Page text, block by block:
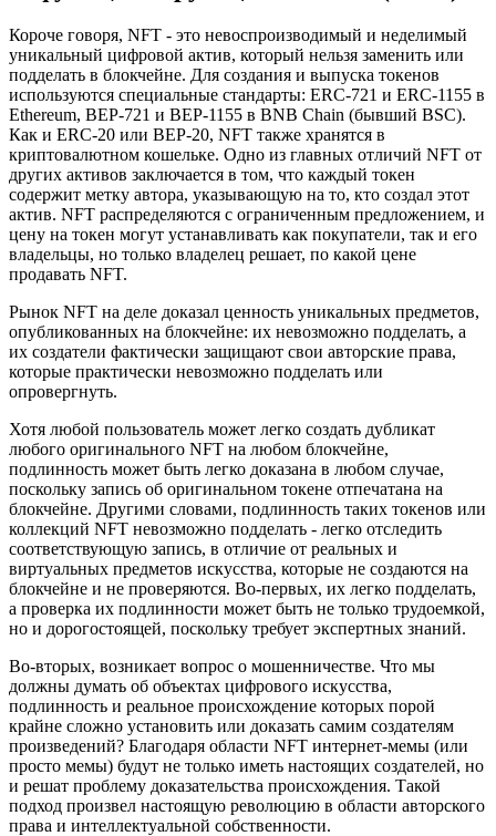
Короче говоря, NFT - это невоспроизводимый и неделимый
уникальный цифровой актив, который нельзя заменить или
подделать в блокчейне. Для создания и выпуска токенов
используются специальные стандарты: ERC-721 и ERC-1155 в
Ethereum, BEP-721 и BEP-1155 в BNB Chain (бывший BSC).
Как и ERC-20 или BEP-20, NFT также хранятся в
криптовалютном кошельке. Одно из главных отличий NFT от
других активов заключается в том, что каждый токен
содержит метку автора, указывающую на то, кто создал этот
актив. NFT распределяются с ограниченным предложением, и
цену на токен могут устанавливать как покупатели, так и его
владельцы, но только владелец решает, по какой цене
продавать NFT.
Рынок NFT на деле доказал ценность уникальных предметов,
опубликованных на блокчейне: их невозможно подделать, а
их создатели фактически защищают свои авторские права,
которые практически невозможно подделать или
опровергнуть.
Хотя любой пользователь может легко создать дубликат
любого оригинального NFT на любом блокчейне,
подлинность может быть легко доказана в любом случае,
поскольку запись об оригинальном токене отпечатана на
блокчейне. Другими словами, подлинность таких токенов или
коллекций NFT невозможно подделать - легко отследить
соответствующую запись, в отличие от реальных и
виртуальных предметов искусства, которые не создаются на
блокчейне и не проверяются. Во-первых, их легко подделать,
а проверка их подлинности может быть не только трудоемкой,
но и дорогостоящей, поскольку требует экспертных знаний.
Во-вторых, возникает вопрос о мошенничестве. Что мы
должны думать об объектах цифрового искусства,
подлинность и реальное происхождение которых порой
крайне сложно установить или доказать самим создателям
произведений? Благодаря области NFT интернет-мемы (или
просто мемы) будут не только иметь настоящих создателей, но
и решат проблему доказательства происхождения. Такой
подход произвел настоящую революцию в области авторского
права и интеллектуальной собственности.